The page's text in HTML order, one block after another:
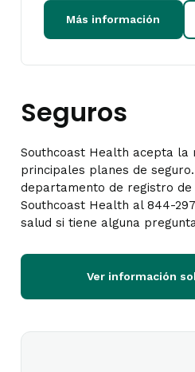
Más información
Seguros
Southcoast Health acepta la
principales planes de
departamento de registro de
Southcoast Health al 844-
salud si tiene alguna
Ver información